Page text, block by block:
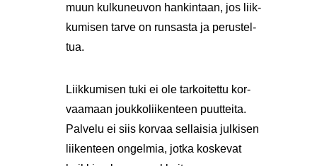
muun kul­ku­neu­von han­kin­taan, jos liik­
ku­mi­sen tarve on run­sas­ta ja pe­rus­tel­
tua.
Liik­ku­mi­sen tuki ei ole tar­koi­tet­tu kor­
vaa­maan jouk­ko­lii­ken­teen puut­tei­ta.
Pal­ve­lu ei siis kor­vaa sel­lai­sia jul­ki­sen
lii­ken­teen on­gel­mia, jotka kos­ke­vat